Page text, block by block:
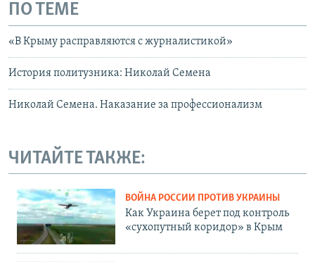
ПО ТЕМЕ
«В Крыму расправляются с журналистикой»
История политузника: Николай Семена
Николай Семена. Наказание за профессионализм
ЧИТАЙТЕ ТАКЖЕ:
ВОЙНА РОССИИ ПРОТИВ УКРАИНЫ
Как Украина берет под контроль
«сухопутный коридор» в Крым